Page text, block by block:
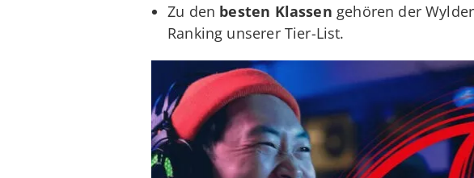
Zu den besten Klassen gehören der
Ranking unserer Tier-List.